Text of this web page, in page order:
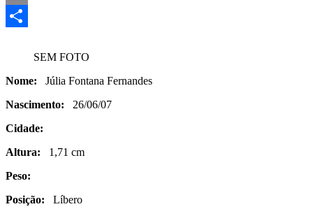
Email
SEM FOTO
Nome: Júlia Fontana Fernandes
Nascimento: 26/06/07
Cidade:
Altura: 1,71 cm
Peso:
Posição: Líbero